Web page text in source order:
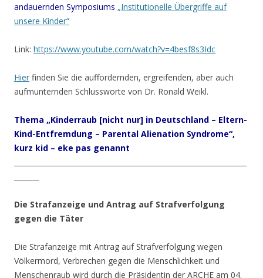
andauernden Symposiums „Institutionelle Übergriffe auf
unsere Kinder“
Link: https://www.youtube.com/watch?v=4besf8s3Idc
Hier finden Sie die auffordernden, ergreifenden, aber auch
aufmunternden Schlussworte von Dr. Ronald Weikl.
Thema „Kinderraub [nicht nur] in Deutschland – Eltern-
Kind-Entfremdung – Parental Alienation Syndrome“,
kurz kid – eke pas genannt
Die Strafanzeige und Antrag auf Strafverfolgung
gegen die Täter
Die Strafanzeige mit Antrag auf Strafverfolgung wegen
Völkermord, Verbrechen gegen die Menschlichkeit und
Menschenraub wird durch die Präsidentin der ARCHE am 04.